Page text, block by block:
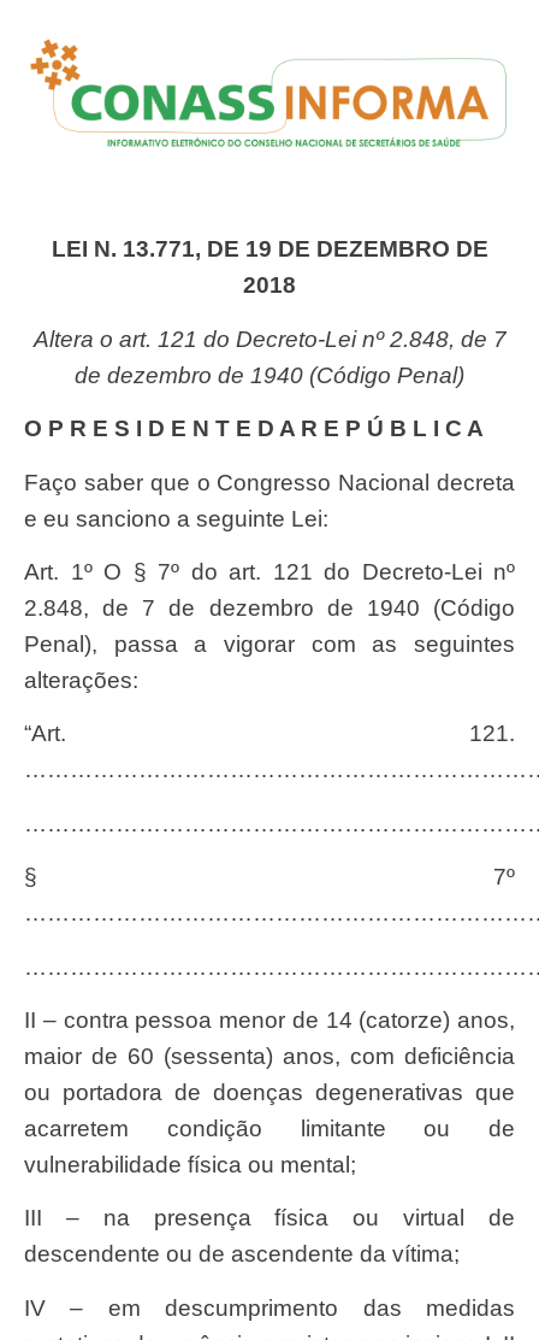
LEI N. 13.771, DE 19 DE DEZEMBRO DE
2018
Altera o art. 121 do Decreto-Lei nº 2.848, de 7
de dezembro de 1940 (Código Penal)
O P R E S I D E N T E D A R E P Ú B L I C A
Faço saber que o Congresso Nacional decreta
e eu sanciono a seguinte Lei:
Art. 1º O § 7º do art. 121 do Decreto-Lei nº
2.848, de 7 de dezembro de 1940 (Código
Penal), passa a vigorar com as seguintes
alterações:
“Art. 121.
§ 7º
II – contra pessoa menor de 14 (catorze) anos,
maior de 60 (sessenta) anos, com deficiência
ou portadora de doenças degenerativas que
acarretem condição limitante ou de
vulnerabilidade física ou mental;
III – na presença física ou virtual de
descendente ou de ascendente da vítima;
IV – em descumprimento das medidas